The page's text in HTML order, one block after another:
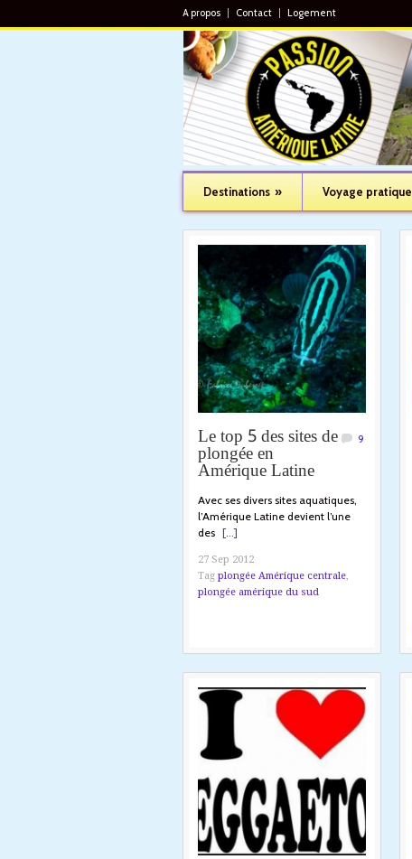
A propos Contact Logement
Destinations » Voyage pratique
Le top 5 des sites de
plongée en
Amérique Latine
9
Avec ses divers sites aquatiques,
l’Amérique Latine devient l’une
des [...]
27 Sep 2012
Tag plongée Amérique centrale,
plongée amérique du sud